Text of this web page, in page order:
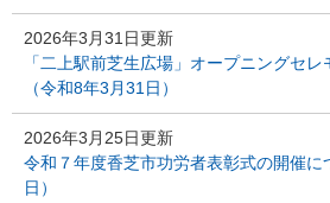
2026年3月31日更新
「二上駅前芝生広場」オープニングセ
（令和8年3月31日）
2026年3月25日更新
令和７年度香芝市功労者表彰式の開催
日）